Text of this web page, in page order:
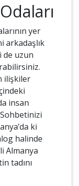
yer
arkadaşlık
de uzun
ilişkiler
insan
ki
halinde
Almanya
tadını